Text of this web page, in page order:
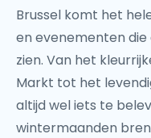
Brussel komt het
en evenementen
zien. Van het
Markt tot het
altijd wel iets te
wintermaanden